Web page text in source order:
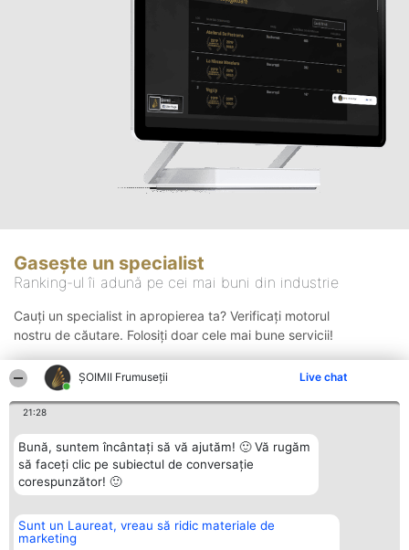
ȘOIMII Frumuseții Live chat
21:28
Bună, suntem încântați să vă ajutăm! 🙂 Vă rugăm
să faceți clic pe subiectul de conversație
corespunzător! 🙂
Sunt un Laureat, vreau să ridic materiale de
marketing
Gasește un specialist
Ranking-ul îi adună pe cei mai buni din industrie
Cauți un specialist in apropierea ta? Verificați motorul
nostru de căutare. Folosiți doar cele mai bune servicii!
Organizator Ranking
BRIGHT SOLUTIONS BR SRL
Plebiscyt Contact